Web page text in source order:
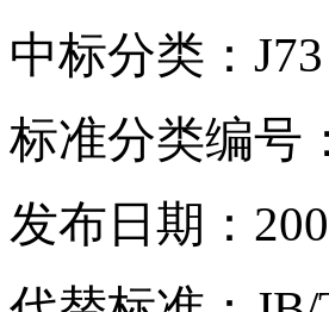
中标分类：
标准分类编号：
发布日期：